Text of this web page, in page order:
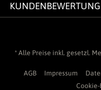
* Alle Preise inkl. gesetzl.
AGB Impressum